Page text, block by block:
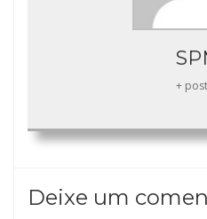
+
Deixe um